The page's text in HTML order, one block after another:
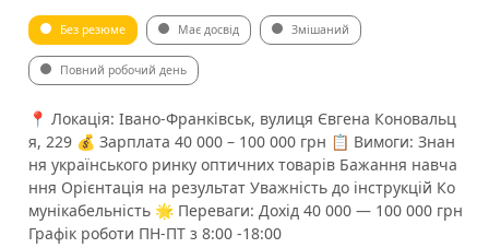
Без резюме Має досвід Змішаний
Повний робочий день
📍 Локація: Івано-Франківськ, вулиця Євгена Коновальц
я, 229 💰 Зарплата 40 000 – 100 000 грн 📋 Вимоги: Знан
ня українського ринку оптичних товарів Бажання навча
ння Орієнтація на результат Уважність до інструкцій Ко
мунікабельність 🌟 Переваги: Дохід 40 000 — 100 000 грн
Графік роботи ПН-ПТ з 8:00 -18:00